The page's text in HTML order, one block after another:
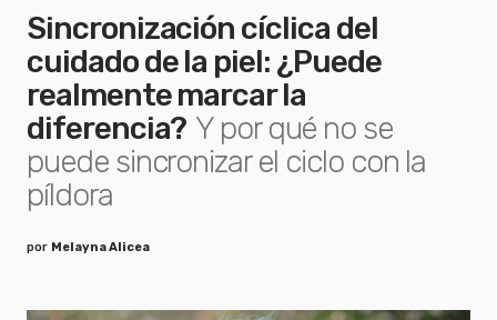
Sincronización cíclica del
cuidado de la piel: ¿Puede
realmente marcar la
diferencia? Y por qué no se
puede sincronizar el ciclo con la
píldora
por Melayna Alicea